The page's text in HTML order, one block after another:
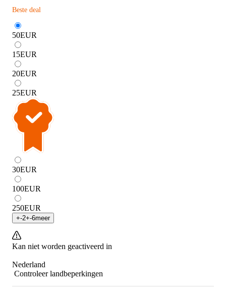
Beste deal
50EUR
15EUR
20EUR
25EUR
30EUR
100EUR
250EUR
+-2+-6meer
Kan niet worden geactiveerd in
Nederland
Controleer landbeperkingen